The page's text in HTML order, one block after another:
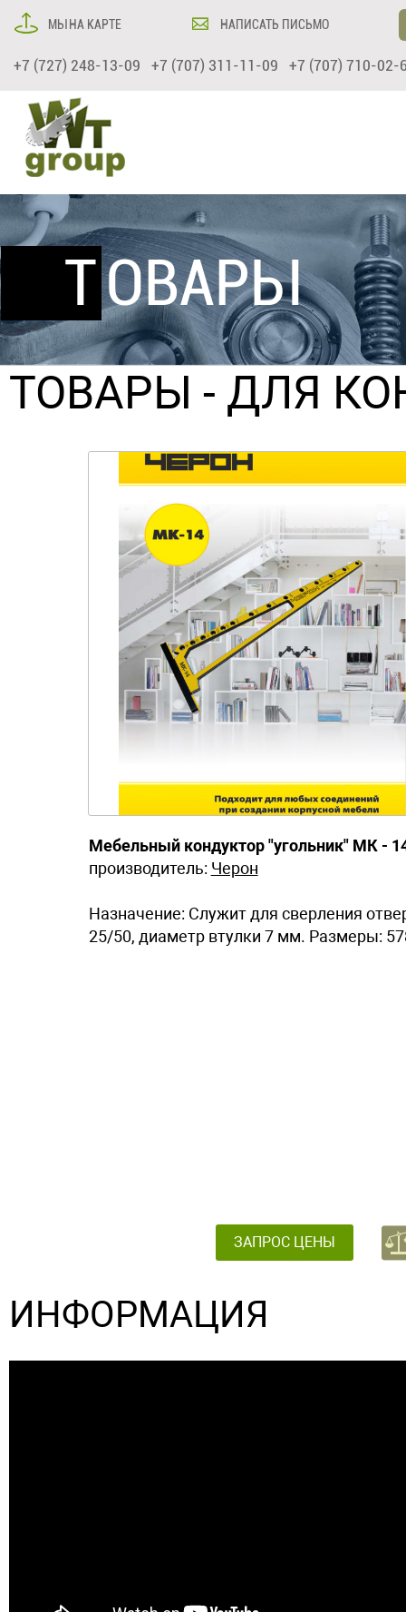
МЫ НА КАРТЕ НАПИСАТЬ ПИСЬМО
+7 (727) 248-13-09 +7 (707) 311-11-09 +7 (707) 710-02-
ТОВАРЫ
ТОВАРЫ - ДЛЯ
Мебельный кондуктор "угольник" МК -
производитель: Черон
Назначение: Служит для сверления
25/50, диаметр втулки 7 мм. Размеры:
ЗАПРОС ЦЕНЫ
ИНФОРМАЦИЯ